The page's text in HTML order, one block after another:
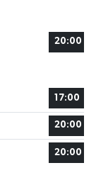
20:00
17:00
20:00
20:00